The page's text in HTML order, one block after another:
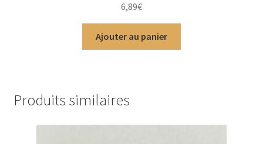
6,89€
Ajouter au panier
Produits similaires